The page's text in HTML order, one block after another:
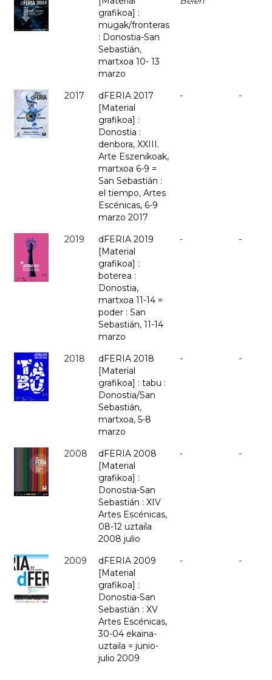
grafikoa] :
mugak/fronteras
: Donostia-San
Sebastián,
martxoa 10- 13
marzo
2017
dFERIA 2017
[Material
grafikoa] :
Donostia :
denbora, XXIII.
Arte Eszenikoak,
martxoa 6-9 =
San Sebastián :
el tiempo, Artes
Escénicas, 6-9
marzo 2017
- -
2019
dFERIA 2019
[Material
grafikoa] :
boterea :
Donostia,
martxoa 11-14 =
poder : San
Sebastián, 11-14
marzo
- -
2018
dFERIA 2018
[Material
grafikoa] : tabu :
Donostia/San
Sebastián,
martxoa, 5-8
marzo
- -
2008
dFERIA 2008
[Material
grafikoa] :
Donostia-San
Sebastián : XIV
Artes Escénicas,
08-12 uztaila
2008 julio
- -
2009
dFERIA 2009
[Material
grafikoa] :
Donostia-San
Sebastián : XV
Artes Escénicas,
30-04 ekaina-
uztaila = junio-
julio 2009
- -